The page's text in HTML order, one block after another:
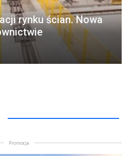
rynku ścian. Nowa
Promocja